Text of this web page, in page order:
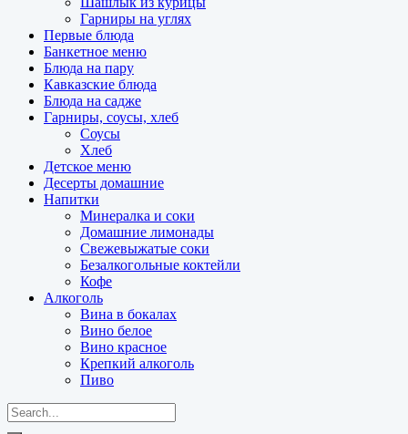
Гарниры на углях
Первые блюда
Банкетное меню
Блюда на пару
Кавказские блюда
Блюда на садже
Гарниры, соусы, хлеб
Соусы
Хлеб
Детское меню
Десерты домашние
Напитки
Минералка и соки
Домашние лимонады
Свежевыжатые соки
Безалкогольные коктейли
Кофе
Алкоголь
Вина в бокалах
Вино белое
Вино красное
Крепкий алкоголь
Пиво